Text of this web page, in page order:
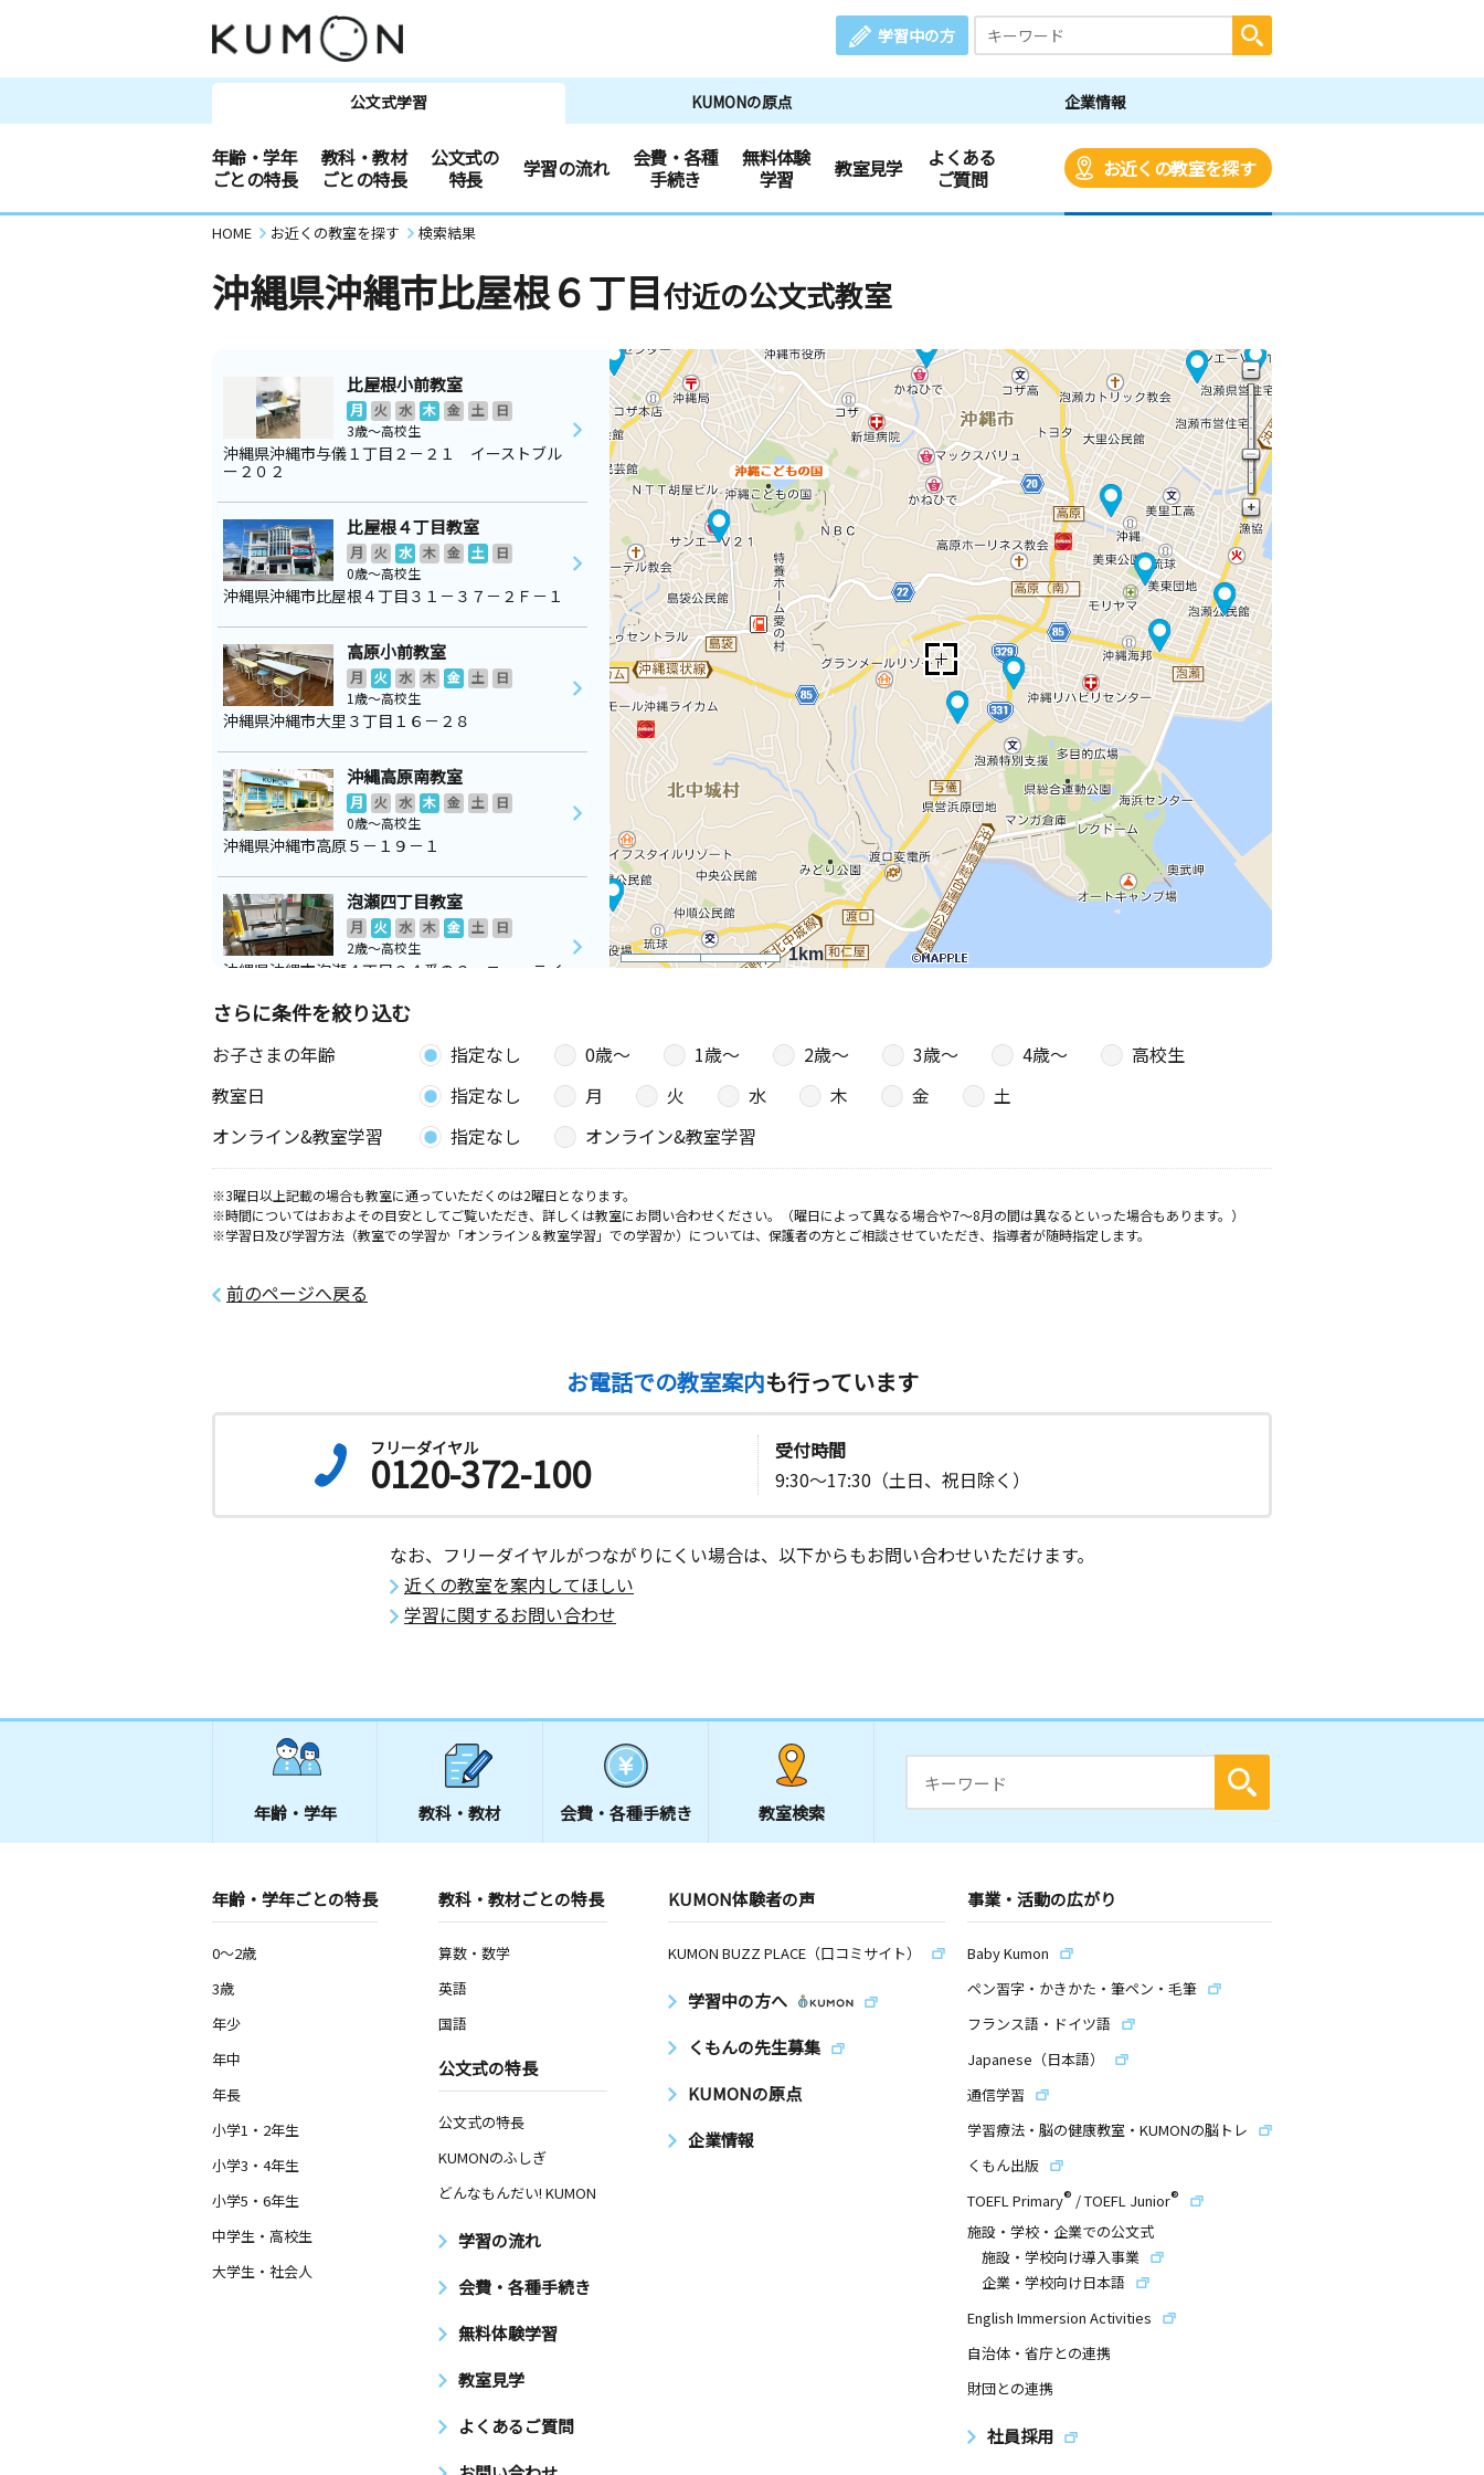
学習中の方
公文式学習 KUMONの原点 企業情報
年齢・学年
ごとの特長
教科・教材
ごとの特長
公文式の
特長
学習の流れ
会費・各種
手続き
無料体験
学習
教室見学
よくある
ご質問
お近くの教室を探す
HOME お近くの教室を探す 検索結果
沖縄県沖縄市比屋根６丁目付近の公文式教室
1km
比屋根小前教室
月 火 水 木 金 土
日
3歳～高校生
沖縄県沖縄市与儀１丁目２－２１ イーストブル
ー２０２
比屋根４丁目教室
月 火 水 木 金 土
日
0歳～高校生
沖縄県沖縄市比屋根４丁目３１－３７－２Ｆ－１
高原小前教室
月 火 水 木 金 土
日
1歳～高校生
沖縄県沖縄市大里３丁目１６－２８
沖縄高原南教室
月 火 水 木 金 土
日
0歳～高校生
沖縄県沖縄市高原５－１９－１
泡瀬四丁目教室
月 火 水 木 金 土
日
2歳～高校生
沖縄県沖縄市泡瀬４丁目２４番の２ ニューライ
北中しまぶく教室
木 金 土 日
0歳～高校生
沖縄県中頭郡北中城村島袋６０５－２
沖縄照屋教室
月 火 水 木 金 土
日
2歳～高校生
沖縄県沖縄市照屋３丁目９－５ 普久原朝栄店舗
美東小前教室
火 水 木 金 土 日
0歳～高校生
北中城小前教室
水 木 金 土 日
2歳～高校生
沖縄県中頭郡北中城村喜舎場９－２
沖縄県沖縄市古謝２丁目１８－２４ 門ビル３０
中の町小前教室
沖縄県沖縄市上地２丁目１３番９号１Ｆ
さらに条件を絞り込む
お子さまの年齢 指定なし 0歳〜 1歳〜 2歳〜 3歳〜 4歳〜
高校生
教室日
指定なし 月 火 水 木 金
土
オンライン&教室学習
指定なし オンライン&教室学習
※3曜日以上記載の場合も教室に通っていただくのは2曜日となります。
※時間についてはおおよその目安としてご覧いただき、詳しくは教室にお問い合わせください。（曜日によって異なる場合や7～8月の間は異なるといった場合もあります。）
※学習日及び学習方法（教室での学習か「オンライン＆教室学習」での学習か）については、保護者の方とご相談させていただき、指導者が随時指定します。
前のページへ戻る
お電話での教室案内も行っています
フリーダイヤル
0120-372-100
受付時間
9:30～17:30（土日、祝日除く）
なお、フリーダイヤルがつながりにくい場合は、以下からもお問い合わせいただけます。
近くの教室を案内してほしい
学習に関するお問い合わせ
年齢・学年 教科・教材 会費・ 各種手続き 教室検索
年齢・学年ごとの特長
0～2歳
3歳
年少
年中
年長
小学1・2年生
小学3・4年生
小学5・6年生
中学生・高校生
大学生・社会人
教科・教材ごとの特長
算数・数学
英語
国語
公文式の特長
公文式の特長
KUMONのふしぎ
どんなもんだい! KUMON
学習の流れ
会費・各種手続き
無料体験学習
教室見学
よくあるご質問
KUMON体験者の声
KUMON BUZZ PLACE（口コミサイト）
学習中の方へ
くもんの先生募集
KUMONの原点
企業情報
事業・活動の広がり
Baby Kumon
ペン習字・かきかた・筆ペン・毛筆
フランス語・ドイツ語
Japanese（日本語）
通信学習
学習療法・脳の健康教室・KUMONの脳トレ
くもん出版
TOEFL Primary® /TOEFL Junior®
施設・学校・企業での公文式
施設・学校向け導入事業
企業・学校向け日本語
English Immersion Activities
自治体・省庁との連携
財団との連携
社員採用